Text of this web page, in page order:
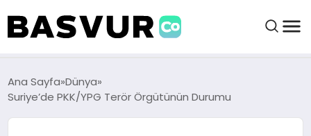
BAŞVURULAR
BAYILIKLER
Ana Sayfa Dünya
Suriye’de PKK/YPG Terör Örgütünün Durumu